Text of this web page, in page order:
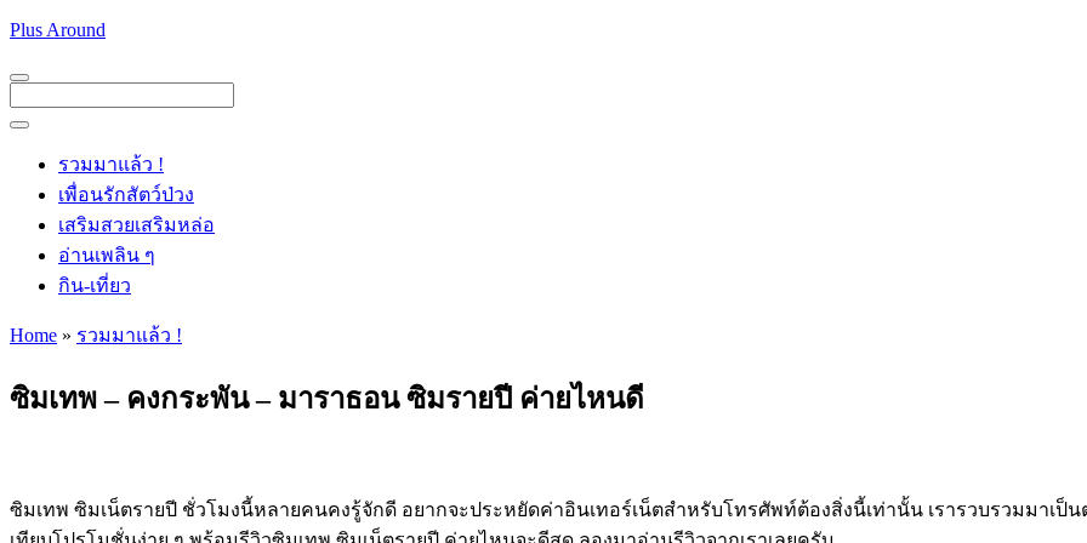
Skip
content
Plus Around
Menu
Menu
รวมมาแล้ว !
เพื่อนรักสัตว์ป่วง
เสริมสวยเสริมหล่อ
อ่านเพลิน ๆ
กิน-เที่ยว
Home » รวมมาแล้ว !
ซิมเทพ – คงกระพัน – มาราธอน ซิมรายปี ค่ายไหนดี
ซิมเทพ ซิมเน็ตรายปี ชั่วโมงนี้หลายคนคงรู้จักดี อยากจะประหยัดค่าอินเทอร์เน็ตสำหรับโทรศัพท์ต้องสิ่งนี้เท่านั้น เรารวบรวมมาเป็น